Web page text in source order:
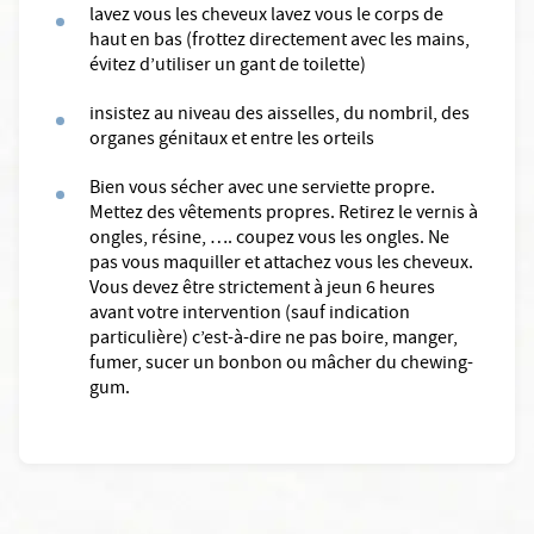
lavez vous les cheveux lavez vous le corps de
haut en bas (frottez directement avec les mains,
évitez d’utiliser un gant de toilette)
insistez au niveau des aisselles, du nombril, des
organes génitaux et entre les orteils
Bien vous sécher avec une serviette propre.
Mettez des vêtements propres. Retirez le vernis à
ongles, résine, …. coupez vous les ongles. Ne
pas vous maquiller et attachez vous les cheveux.
Vous devez être strictement à jeun 6 heures
avant votre intervention (sauf indication
particulière) c’est-à-dire ne pas boire, manger,
fumer, sucer un bonbon ou mâcher du chewing-
gum.